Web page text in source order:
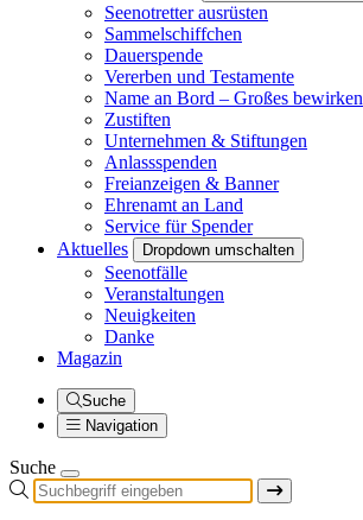
Seenotretter ausrüsten
Sammelschiffchen
Dauerspende
Vererben und Testamente
Name an Bord – Großes bewirken
Zustiften
Unternehmen & Stiftungen
Anlassspenden
Freianzeigen & Banner
Ehrenamt an Land
Service für Spender
Aktuelles
Dropdown umschalten
Seenotfälle
Veranstaltungen
Neuigkeiten
Danke
Magazin
Suche
Navigation
Suche